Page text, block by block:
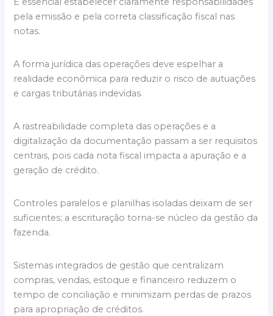
pela emissão e pela correta classificação fiscal nas
notas.
A forma jurídica das operações deve espelhar a
realidade econômica para reduzir o risco de autuações
e cargas tributárias indevidas.
A rastreabilidade completa das operações e a
digitalização da documentação passam a ser requisitos
centrais, pois cada nota fiscal impacta a apuração e a
geração de crédito.
Controles paralelos e planilhas isoladas deixam de ser
suficientes; a escrituração torna-se núcleo da gestão da
fazenda.
Sistemas integrados de gestão que centralizam
compras, vendas, estoque e financeiro reduzem o
tempo de conciliação e minimizam perdas de prazos
para apropriação de créditos.